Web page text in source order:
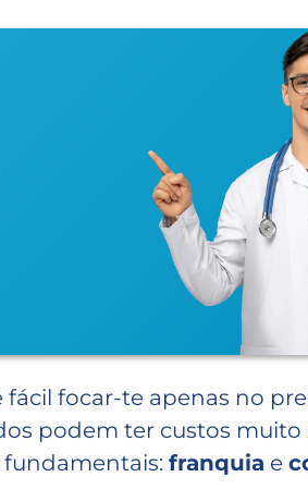
focar-te apenas no
podem ter custos
fundamentais: franquia e